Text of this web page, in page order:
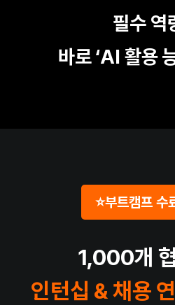
필수 역
바로 ‘AI 활용
⭐부트캠프 수
1,000개
인턴십 & 채용 연